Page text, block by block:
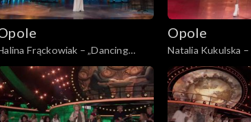
2019
2018
2017
2015
Frąckowiak – „Dancing
Queen”. 62. KFPP: „Małe tęsknoty
koncert pamięci Wojciecha
Opole
Natalia Kukulska
świata”. 62.
– koncert pamięci
Trzcińskiego”